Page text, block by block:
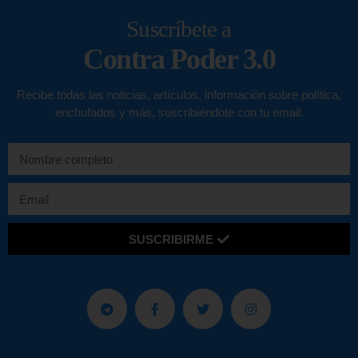
Suscríbete a
Contra Poder 3.0
Recibe todas las noticias, artículos, información sobre política,
enchufados y más, suscribiéndote con tu email.
SUSCRIBIRME